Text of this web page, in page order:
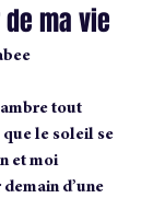
ma vie
tout
que le soleil se
et moi
d’une